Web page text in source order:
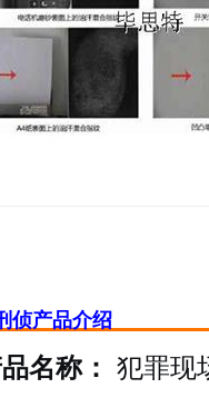
侦产品介绍
名称： 犯罪现